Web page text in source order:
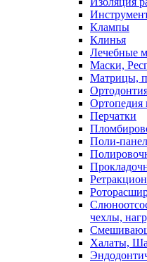
Клампы
Клинья
Лечебные
Маски,
Матрицы,
Ортопедия
Перчатки
Поли-
чехлы,
Халаты,